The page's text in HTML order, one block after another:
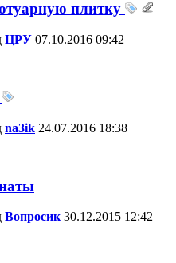
плитку
ЦРУ 07.10.2016 09:42
na3ik 24.07.2016 18:38
Вопросик30.12.2015 12:42